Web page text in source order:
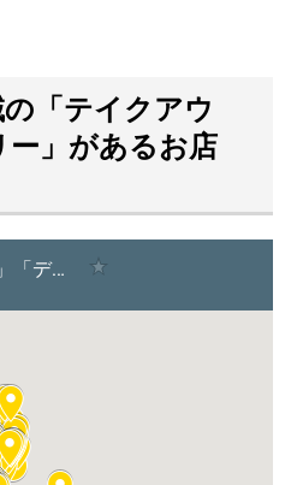
「テイクアウ
ー」があるお店